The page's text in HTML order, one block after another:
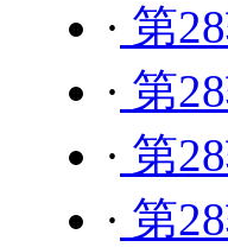
· 第
· 第
· 第
· 第